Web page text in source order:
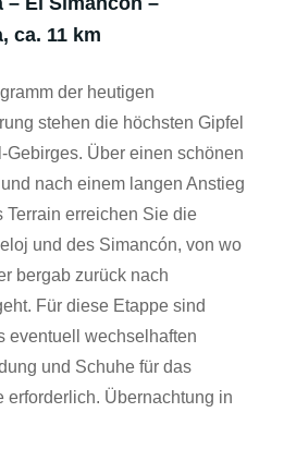
ca. 11 km
der heutigen
stehen die höchsten Gipfel
Gebirges. Über einen schönen
nach einem langen Anstieg
Terrain erreichen Sie die
und des Simancón, von wo
bergab zurück nach
Für diese Etappe sind
eventuell wechselhaften
und Schuhe für das
erforderlich. Übernachtung in